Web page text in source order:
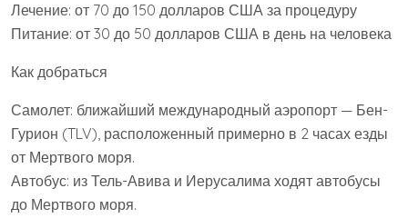
Лечение: от 70 до 150 долларов США за процедуру
Питание: от 30 до 50 долларов США в день на человека
Как добраться
Самолет: ближайший международный аэропорт — Бен-
Гурион (TLV), расположенный примерно в 2 часах езды
от Мертвого моря.
Автобус: из Тель-Авива и Иерусалима ходят автобусы
до Мертвого моря.